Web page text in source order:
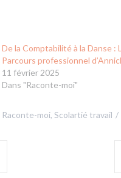
De la Comptabilité à la Danse :
Parcours professionnel
11 février 2025
Dans "Raconte-moi"
Raconte-moi, Scolartié travail